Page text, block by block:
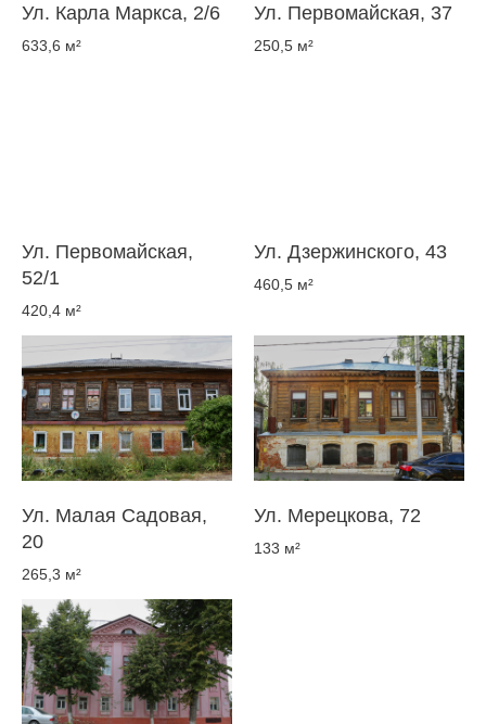
Ул. Карла Маркса, 2/6
633,6 м²
Ул. Первомайская, 37
250,5 м²
Ул. Первомайская,
52/1
420,4 м²
Ул. Дзержинского, 43
460,5 м²
Ул. Малая Садовая,
20
265,3 м²
Ул. Мерецкова, 72
133 м²